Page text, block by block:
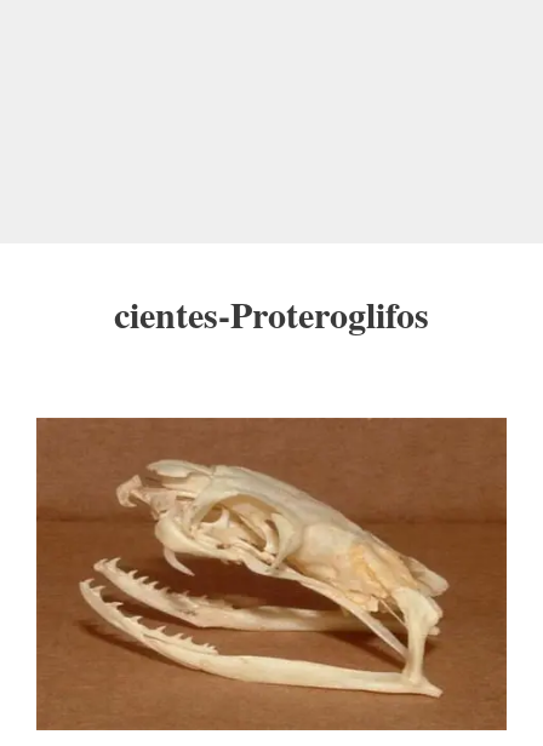
cientes-Proteroglifos